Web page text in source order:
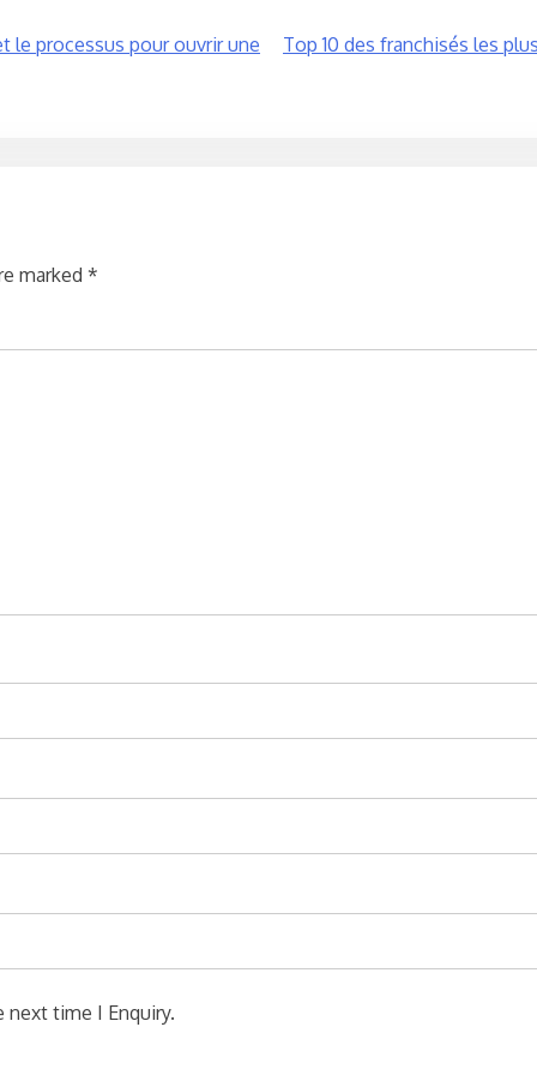
le processus pour ouvrir une Top 10 des franchisés les
marked *
next time I Enquiry.